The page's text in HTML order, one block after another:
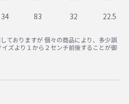
34 83 32 22.5
ておりますが 個々の商品により、多少誤
ズより１から２センチ前後することが御